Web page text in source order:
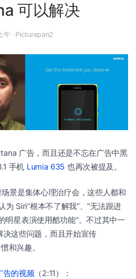
可以解决
上午 · Picturepan2
广告，而且还是不忘在广告中黑
手机 Lumia 635 也再次被提及。
景是集体心理治疗会，这些人都和
为 Siri“根本不了解我”、“无法跟进
明星表演使用酷功能”。不过其中一
这些问题，而且开始宣传
和兴趣。
告的视频 （2:11）：